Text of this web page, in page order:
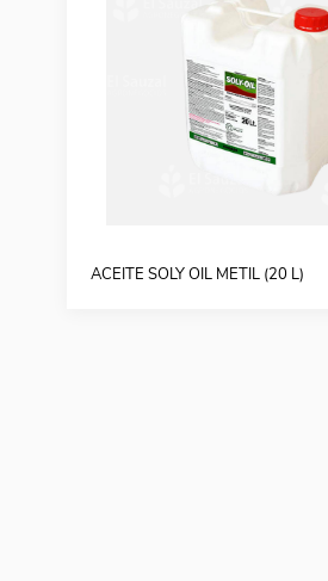
ACEITE SOLY OIL METIL (20 L)